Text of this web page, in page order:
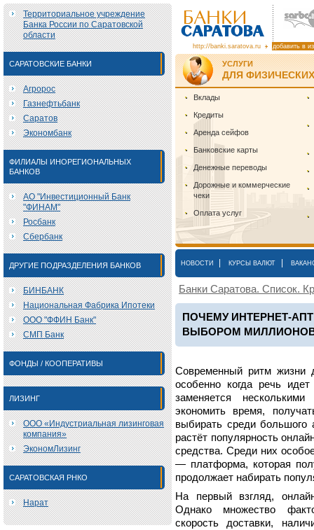
Территориальное учреждение
Банка России по Саратовской
области
САРАТОВСКИЕ БАНКИ
Агророс
Газнефтьбанк
Саратов
Экономбанк
ФИЛИАЛЫ ИНОРЕГИОНАЛЬНЫХ
БАНКОВ
АО "Инвестиционный Банк
"ФИНАМ"
Росбанк
Сбербанк
ДРУГИЕ ПОДРАЗДЕЛЕНИЯ БАНКОВ
БИНБАНК
Национальная Фабрика Ипотеки
ООО "ФФИН Банк"
СМП Банк
ФОНДЫ / КООПЕРАТИВЫ
ЛИЗИНГ
ООО «Индустриальная лизинговая
компания»
ЭкономЛизинг
САРАТОВСКАЯ РНКО
Нарат
http://banki.saratova.ru добавить в
УСЛУГИ
ДЛЯ
Вклады
Кредиты
Аренда сейфов
Банковские карты
Денежные переводы
Дорожные и коммерческие
чеки
Оплата услуг
НОВОСТИ КУРСЫ ВАЛЮТ
Банки Саратова. Список.
ПОЧЕМУ ИНТЕРНЕТ-
ВЫБОРОМ
Современный ритм жизни
особенно когда речь
заменяется
экономить время,
выбирать среди большого
растёт популярность
средства. Среди них
— платформа, которая
продолжает набирать
На первый взгляд,
Однако множество
скорость доставки,